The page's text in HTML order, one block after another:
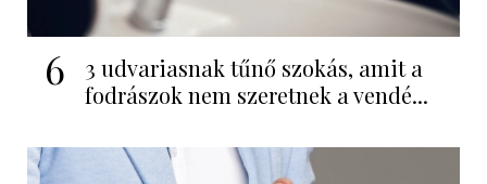
6
3 udvariasnak tűnő szokás, amit a
fodrászok nem szeretnek a vendé...